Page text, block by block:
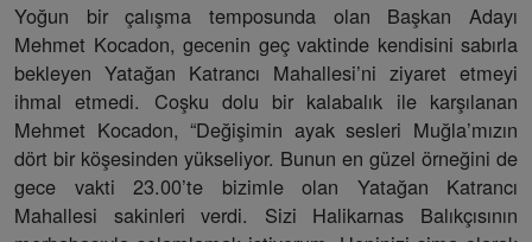
Yoğun bir çalışma temposunda olan Başkan Adayı
Mehmet Kocadon, gecenin geç vaktinde kendisini sabırla
bekleyen Yatağan Katrancı Mahallesi’ni ziyaret etmeyi
ihmal etmedi. Coşku dolu bir kalabalık ile karşılanan
Mehmet Kocadon, “Değişimin ayak sesleri Muğla’mızın
dört bir köşesinden yükseliyor. Bunun en güzel örneğini de
gece vakti 23.00’te bizimle olan Yatağan Katrancı
Mahallesi sakinleri verdi. Sizi Halikarnas Balıkçısının